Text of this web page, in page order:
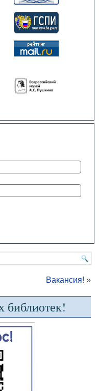
Вакансия! »
библиотек!